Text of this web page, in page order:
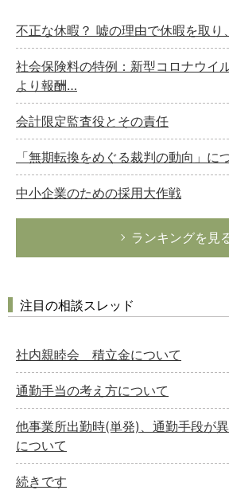
不正な休暇？ 嘘の理由で休暇を取り
社会保険料の特例：新型コロナウイ
より報酬…
会計限定監査役とその責任
「無期転換をめぐる裁判の動向」に
中小企業のための採用大作戦
ランキングを見
注目の相談スレッド
社内親睦会 積立金について
通勤手当の考え方について
他事業所出勤時(単発)、通勤手段が
について
続きです